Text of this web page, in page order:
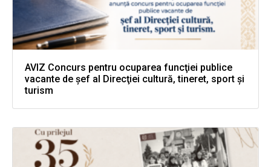
AVIZ Concurs pentru ocuparea funcţiei publice
vacante de şef al Direcţiei cultură, tineret, sport şi
turism